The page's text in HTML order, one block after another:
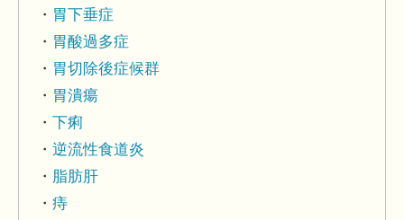
胃下垂症
胃酸過多症
胃切除後症候群
胃潰瘍
下痢
逆流性食道炎
脂肪肝
痔